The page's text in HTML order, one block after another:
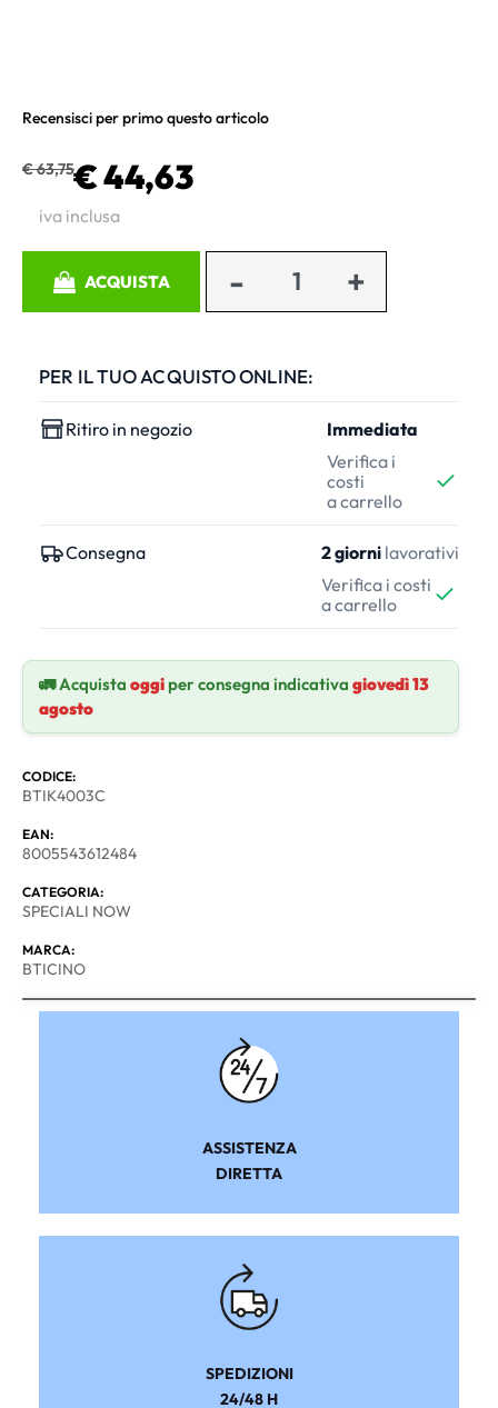
Recensisci per primo questo articolo
€ 63,75€ 44,63
iva inclusa
ACQUISTA
PER IL TUO ACQUISTO ONLINE:
Ritiro in negozio
Immediata
Verifica i
costi
a carrello
Consegna 2 giorni lavorativi
Verifica i costi
a carrello
🚛 Acquista oggiper consegna indicativa giovedì 13
agosto
CODICE:
BTIK4003C
EAN:
8005543612484
CATEGORIA:
SPECIALI NOW
MARCA:
BTICINO
ASSISTENZA
DIRETTA
SPEDIZIONI
24/48 H